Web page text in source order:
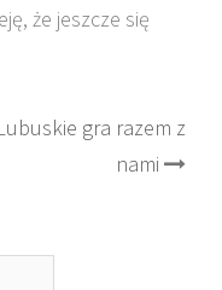
że jeszcze się
gra razem z
nami